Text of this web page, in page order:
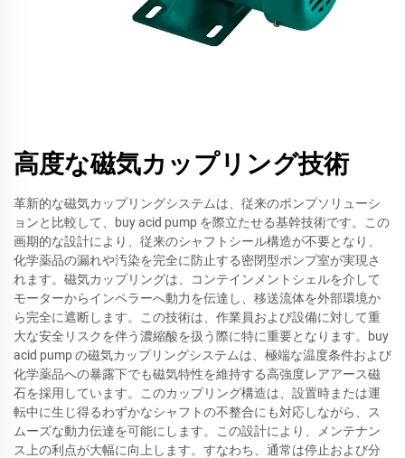
高度な磁気カップリング技術
革新的な磁気カップリングシステムは、従来のポンプソリューシ
ョンと比較して、buy acid pump を際立たせる基幹技術です。この
画期的な設計により、従来のシャフトシール構造が不要となり、
化学薬品の漏れや汚染を完全に防止する密閉型ポンプ室が実現さ
れます。磁気カップリングは、コンテインメントシェルを介して
モーターからインペラーへ動力を伝達し、移送流体を外部環境か
ら完全に遮断します。この技術は、作業員および設備に対して重
大な安全リスクを伴う濃縮酸を扱う際に特に重要となります。buy
acid pump の磁気カップリングシステムは、極端な温度条件および
化学薬品への暴露下でも磁気特性を維持する高強度レアアース磁
石を採用しています。このカップリング構造は、設置時または運
転中に生じ得るわずかなシャフトの不整合にも対応しながら、ス
ムーズな動力伝達を可能にします。この設計により、メンテナン
ス上の利点が大幅に向上します。すなわち、通常は停止および分